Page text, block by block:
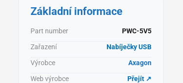
Základní informace
Part number PWC-5V5
Zařazení Nabíječky USB
Výrobce Axagon
Web výrobce Přejít ↗